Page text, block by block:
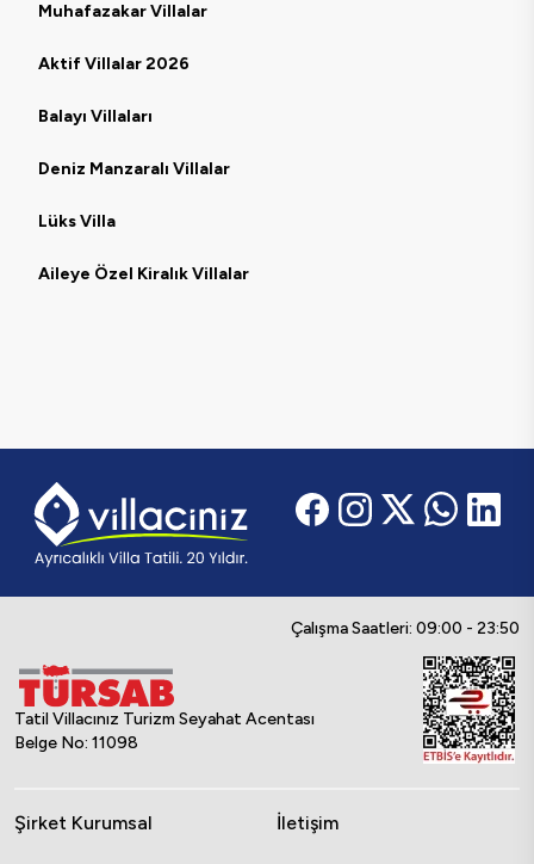
Muhafazakar Villalar
Aktif Villalar 2026
Balayı Villaları
Deniz Manzaralı Villalar
Lüks Villa
Aileye Özel Kiralık Villalar
Çalışma Saatleri: 09:00 - 23:50
Tatil Villacınız Turizm Seyahat Acentası
Belge No: 11098
Şirket Kurumsal İletişim